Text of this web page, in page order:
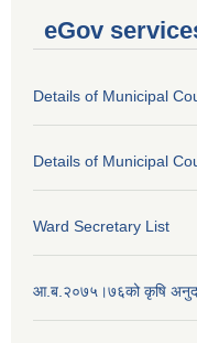
eGov
Details of Municipal
Details of Municipal
Ward Secretary List
आ.ब.२०७५।७६को कृषि